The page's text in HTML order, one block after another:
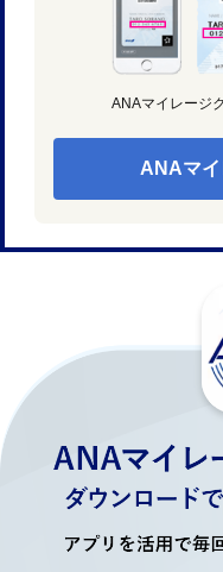
ANAマイレージ
ANAマ